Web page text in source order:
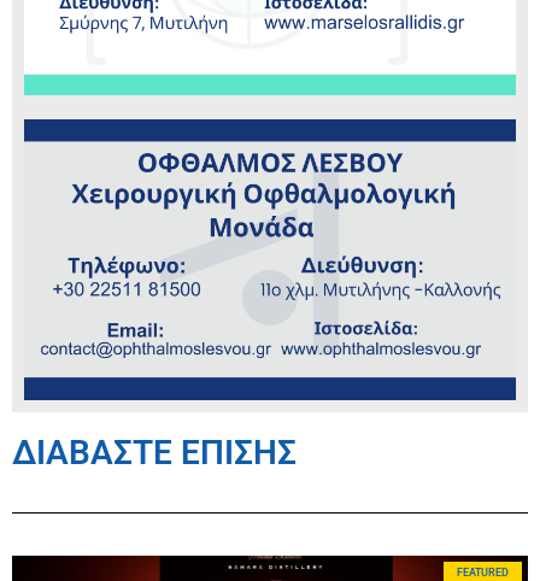
ΔΙΑΒΑΣΤΕ ΕΠΙΣΗΣ
FEATURED